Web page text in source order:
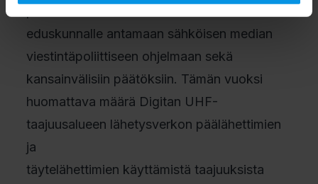
eduskunnalle antamaan sähköisen median
viestintäpoliittiseen ohjelmaan sekä
kansainvälisiin päätöksiin. Tämän vuoksi
huomattava määrä Digitan UHF-
taajuusalueen lähetysverkon päälähettimien
ja
täytelähettimien käyttämistä taajuuksista